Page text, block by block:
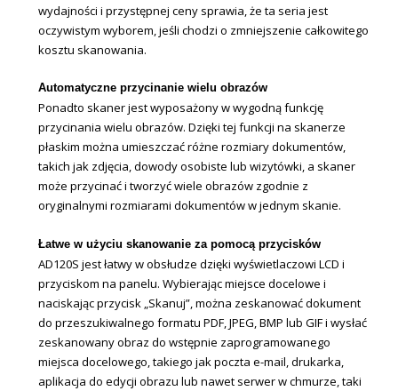
wydajności i przystępnej ceny sprawia, że ​​ta seria jest
oczywistym wyborem, jeśli chodzi o zmniejszenie całkowitego
kosztu skanowania.
Automatyczne przycinanie wielu obrazów
Ponadto skaner jest wyposażony w wygodną funkcję
przycinania wielu obrazów. Dzięki tej funkcji na skanerze
płaskim można umieszczać różne rozmiary dokumentów,
takich jak zdjęcia, dowody osobiste lub wizytówki, a skaner
może przycinać i tworzyć wiele obrazów zgodnie z
oryginalnymi rozmiarami dokumentów w jednym skanie.
Łatwe w użyciu skanowanie za pomocą przycisków
AD120S jest łatwy w obsłudze dzięki wyświetlaczowi LCD i
przyciskom na panelu. Wybierając miejsce docelowe i
naciskając przycisk „Skanuj”, można zeskanować dokument
do przeszukiwalnego formatu PDF, JPEG, BMP lub GIF i wysłać
zeskanowany obraz do wstępnie zaprogramowanego
miejsca docelowego, takiego jak poczta e-mail, drukarka,
aplikacja do edycji obrazu lub nawet serwer w chmurze, taki